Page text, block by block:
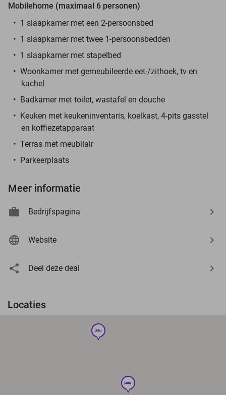
Mobilehome (maximaal 6 personen)
1 slaapkamer met een 2-persoonsbed
1 slaapkamer met twee 1-persoonsbedden
1 slaapkamer met stapelbed
Woonkamer met gemeubileerde eet-/zithoek, tv en
kachel
Badkamer met toilet, wastafel en douche
Keuken met keukeninventaris, koelkast, 4-pits gasstel
en koffiezetapparaat
Terras met meubilair
Parkeerplaats
Meer informatie
Bedrijfspagina
Website
Deel deze deal
Locaties
hotel
hotel